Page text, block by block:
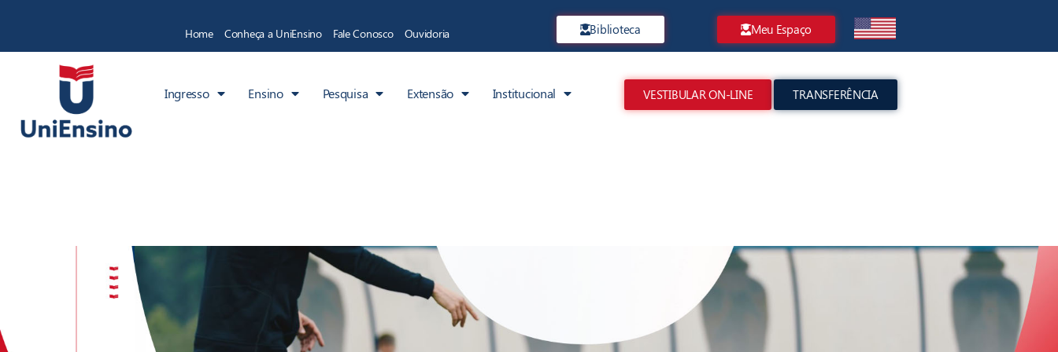
Home Conheça a UniEnsino Fale Conosco Ouvidoria Biblioteca Meu Espaço
Ingresso Ensino Pesquisa Extensão Institucional VESTIBULAR ON-LINE TRANSFERÊNCIA